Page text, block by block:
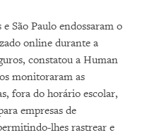
São Paulo endossaram o
online durante a
constatou a Human
monitoraram as
fora do horário escolar,
empresas de
lhes rastrear e